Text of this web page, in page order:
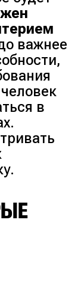
важнее
в